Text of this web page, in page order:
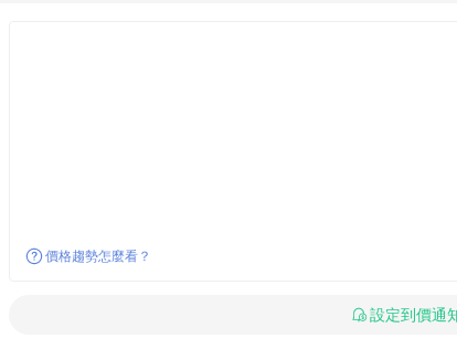
價格趨勢怎麼看？
設定到價通